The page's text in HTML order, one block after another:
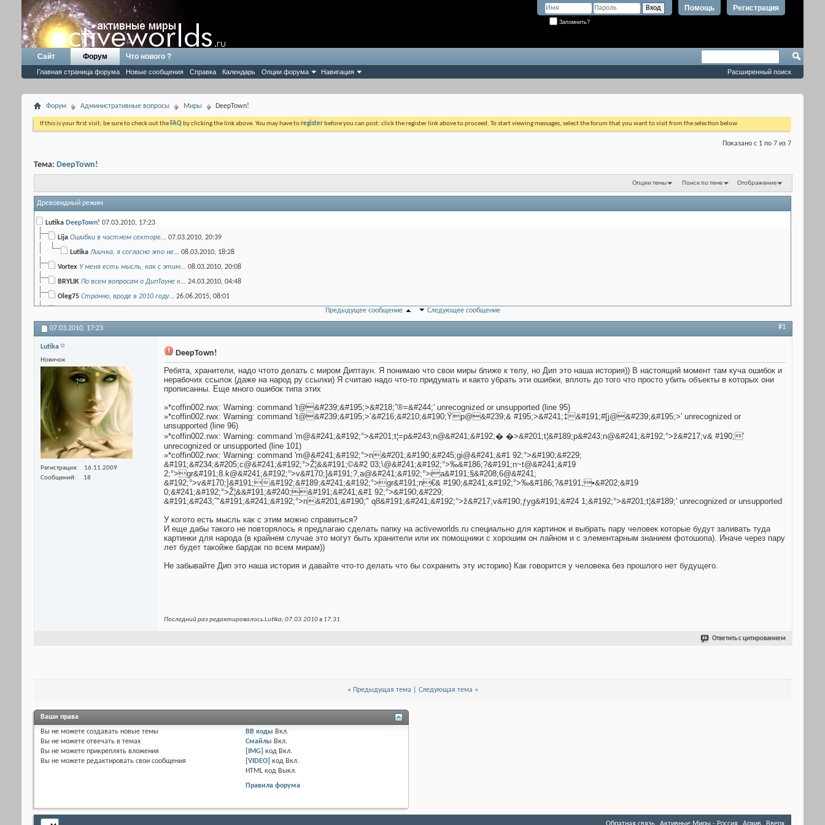
Регистрация
Помощь
Запомнить?
Сайт Форум
Главная страница форума Новые сообщения Справка Календарь Опции форума Навигация
Что нового ?
Расширенный поиск
Форум Административные вопросы Миры DeepTown!
If this is your first visit, be sure to check out the FAQ by clicking the link above. You may have toregister before you can post: click the register link above to proceed. To start viewing messages, select the forum that you want to visit from the selection below.
Показано с 1 по 7 из 7
Тема: DeepTown!
Опции темы Поиск по теме Отображение
Древовидный режим
Lutika DeepTown! 07.03.2010, 17:23
Lija Ошибки в частном секторе... 07.03.2010, 20:39
Lutika Лиичка, я согласно это не... 08.03.2010, 18:28
Vortex У меня есть мысль, как с этим... 08.03.2010, 20:08
BRYLIK По всем вопросам о ДипТауне к... 24.03.2010, 04:48
Оlеg75 Странно, вроде в 2010 году... 26.06.2015, 08:01
Предыдущее сообщение Следующее сообщение
07.03.2010, 17:23 #1
Lutika
Новичок
Регистрация
16.11.2009
Сообщений
18
DeepTown!
Ребята, хранители, надо чтото делать с миром Диптаун. Я понимаю что свои миры ближе к телу, но Дип это наша история)) В настоящий момент там куча ошибок и
нерабочих ссылок (даже на народ ру ссылки) Я считаю надо что-то придумать и както убрать эти ошибки, вплоть до того что просто убить объекты в которых они
прописанны. Еще много ошибок типа этих
»*coffin002.rwx: Warning: command 't@&#239;&#195;>&#218;”®=&#244;' unrecognized or unsupported (line 95)
»*coffin002.rwx: Warning: command 't@&#239;&#195;>’&#216;&#210;&#190;Ÿp@&#239;& #195;>&#241;‡&#191;#[j@&#239;&#195;>' unrecognized or
unsupported (line 96)
»*coffin002.rwx: Warning: command 'm@&#241;&#192;°>&#201;t¦=p&#243;n@&#241;&#192;� �>&#201;t¦&#189;p&#243;n@&#241;&#192;°>ž&#217;v& #190;'
unrecognized or unsupported (line 101)
»*coffin002.rwx: Warning: command 'm@&#241;&#192;°>n&#201;&#190;&#245;gi@&#241;&#1 92;°>&#190;&#229;
&#191;&#234;&#205;c@&#241;&#192;°>Ž¦&&#191;©&#2 03;\@&#241;&#192;°>‰&#186;?&#191;n~t@&#241;&#19
2;°>gr&#191;8.k@&#241;&#192;°>v&#170;]&#191;?,a@&#241;&#192;°>ia&#191;§&#208;6@&#241;
&#192;°>v&#170;]&#191;&#192;&#189;&#241;&#192;°>gr&#191;n€& #190;&#241;&#192;°>‰&#186;?&#191;•&#202;&#19
0;&#241;&#192;°>Ž¦&&#191;&#240;&#191;&#241;&#1 92;°>&#190;&#229;
&#191;&#243;ˆ"&#191;&#241;&#192;°>n&#201;&#190;" q8&#191;&#241;&#192;°>ž&#217;v&#190;ƒyg&#191;&#24 1;&#192;°>&#201;t¦&#189;' unrecognized or unsupported
У когото есть мысль как с этим можно справиться?
И еще дабы такого не повторялось я предлагаю сделать папку на activeworlds.ru специально для картинок и выбрать пару человек которые будут заливать туда
картинки для народа (в крайнем случае это могут быть хранители или их помощники с хорошим он лайном и с элементарным знанием фотошопа). Иначе через пару
лет будет такойже бардак по всем мирам))
Не забывайте Дип это наша история и давайте что-то делать что бы сохранить эту историю) Как говорится у человека без прошлого нет будущего.
Последний раз редактировалось Lutika; 07.03.2010 в 17:31.
Ответить с цитированием
« Предыдущая тема Следующая тема »
Ваши права
Вы не можете создавать новые темы
Вы не можете отвечать в темах
Вы не можете прикреплять вложения
Вы не можете редактировать свои сообщения
BB коды Вкл.
Смайлы Вкл.
[IMG] код Вкл.
[VIDEO] код Вкл.
HTML код Выкл.
Правила форума